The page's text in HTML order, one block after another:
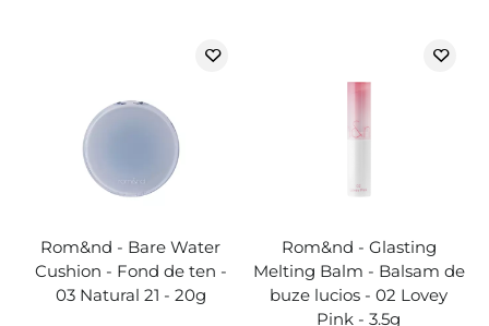
Rom&nd - Bare Water
Cushion - Fond de ten -
03 Natural 21 - 20g
Rom&nd - Glasting
Melting Balm - Balsam de
buze lucios - 02 Lovey
Pink - 3.5g